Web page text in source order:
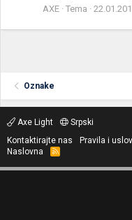
AXE Tema
Oznake
Axe Light
Srpski
Kontaktirajte nas
Pravila i
Naslovna
R
S